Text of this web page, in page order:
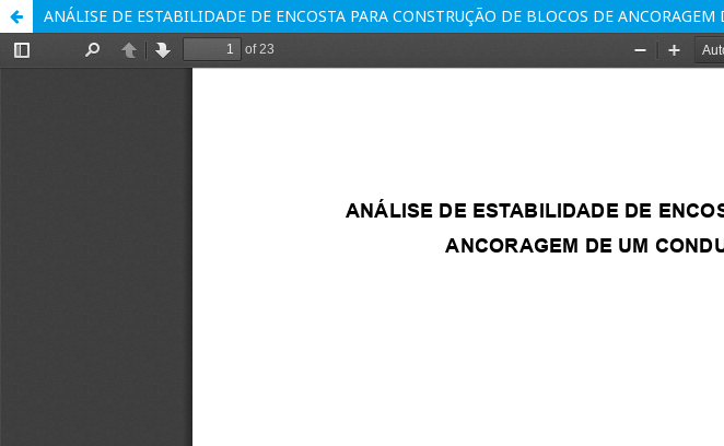
ANÁLISE DE ESTABILIDADE DE ENCOSTA PARA CONSTRUÇÃO DE BLOCOS DE